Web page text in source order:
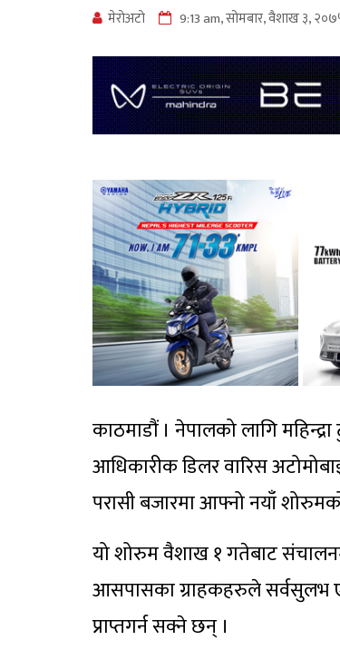
मेराेअटाे 9:13 am, सोमबार, वैशाख ३,
काठमाडौं । नेपालको लागि
आधिकारीक डिलर वारिस
परासी बजारमा आफ्नो नयाँ
यो शोरुम वैशाख १ गतेबाट
आसपासका ग्राहकहरुले सर्वसुलभ
प्राप्तगर्न सक्ने छन् ।